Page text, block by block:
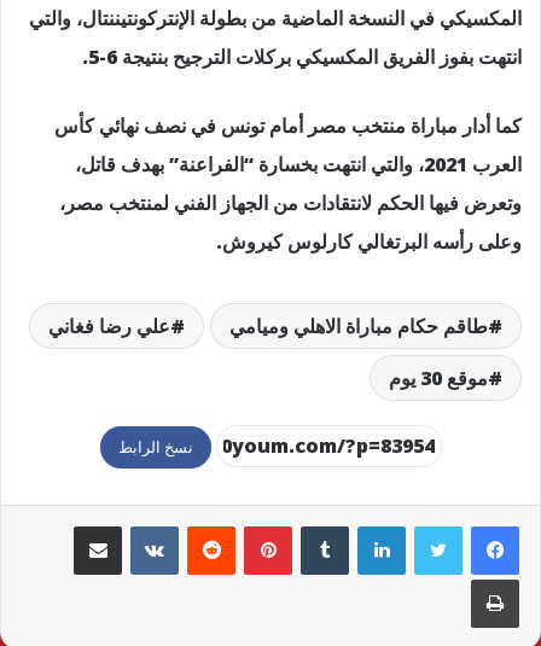
المكسيكي في النسخة الماضية من بطولة الإنتركونتيننتال، والتي
انتهت بفوز الفريق المكسيكي بركلات الترجيح بنتيجة 6-5.
كما أدار مباراة منتخب مصر أمام تونس في نصف نهائي كأس
العرب 2021، والتي انتهت بخسارة “الفراعنة” بهدف قاتل،
وتعرض فيها الحكم لانتقادات من الجهاز الفني لمنتخب مصر،
وعلى رأسه البرتغالي كارلوس كيروش.
طاقم حكام مباراة الاهلي وميامي
علي رضا فغاني
موقع 30 يوم
نسخ الرابط
لينكدإن بينتيريست مشاركة عبر البريد
طباعة